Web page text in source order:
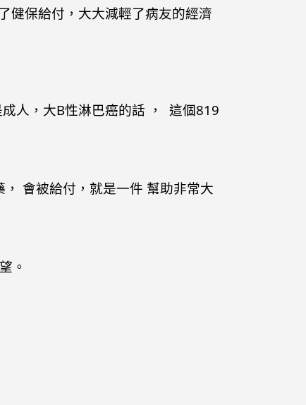
健保給付，大大減輕了病友的經濟
人，大B性淋巴癌的話 ， 這個819
會被給付，就是一件 幫助非常大
。